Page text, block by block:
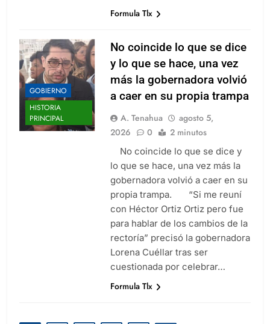
Formula Tlx
GOBIERNO
HISTORIA
PRINCIPAL
No coincide lo que se dice
y lo que se hace, una vez
más la gobernadora volvió
a caer en su propia trampa
A. Tenahua
agosto 5,
2026
0 2 minutos
No coincide lo que se dice y
lo que se hace, una vez más la
gobernadora volvió a caer en su
propia trampa. “Si me reuní
con Héctor Ortiz Ortiz pero fue
para hablar de los cambios de la
rectoría” precisó la gobernadora
Lorena Cuéllar tras ser
cuestionada por celebrar…
Formula Tlx